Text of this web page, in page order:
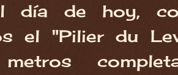
día de hoy,
el "Pilier du